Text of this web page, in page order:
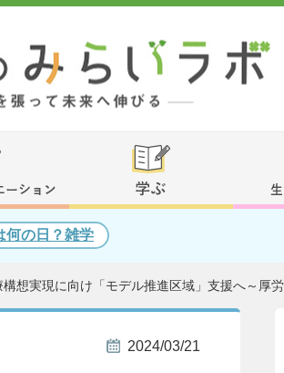
何の日？雑学
想実現に向け「モデル推進区域」支援へ～厚
2024/03/21